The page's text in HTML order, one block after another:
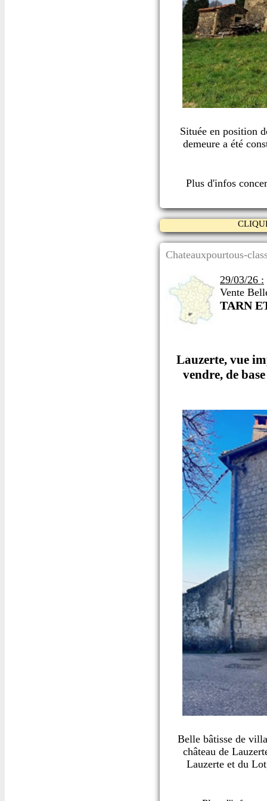
Située en position
demeure a été
Plus d'infos
Chateauxpourtous-
29/03/26 :
Vente
TARN
Lauzerte, vue
vendre, de
Belle bâtisse de
château de
Lauzerte et du